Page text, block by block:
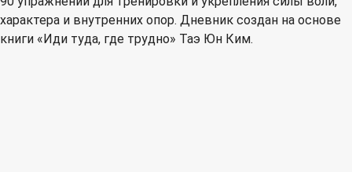
характера и внутренних опор. Дневник создан на основе
книги «Иди туда, где трудно» Таэ Юн Ким.